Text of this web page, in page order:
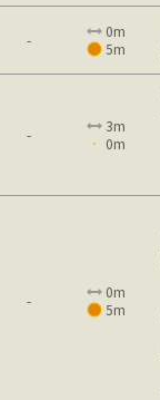
-
0m
5m
-
3m
0m
-
0m
5m